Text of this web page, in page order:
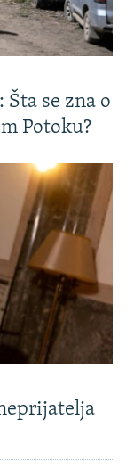
se zna o
Potoku?